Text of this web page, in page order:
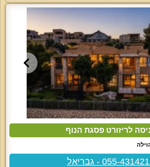
לריזורט פסגת הנוף
4314212 - גבריאל